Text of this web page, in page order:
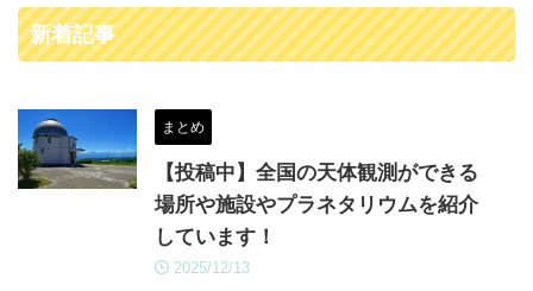
新着記事
まとめ
【投稿中】全国の天体観測ができる
場所や施設やプラネタリウムを紹介
しています！
2025/12/13